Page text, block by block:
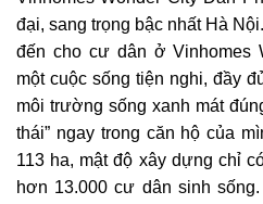
đại, sang trọng bậc nhất Hà
đến cho cư dân ở Vinhomes
một cuộc sống tiện nghi, đầy
môi trường sống xanh mát
thái” ngay trong căn hộ của
113 ha, mật độ xây dựng chỉ
hơn 13.000 cư dân sinh